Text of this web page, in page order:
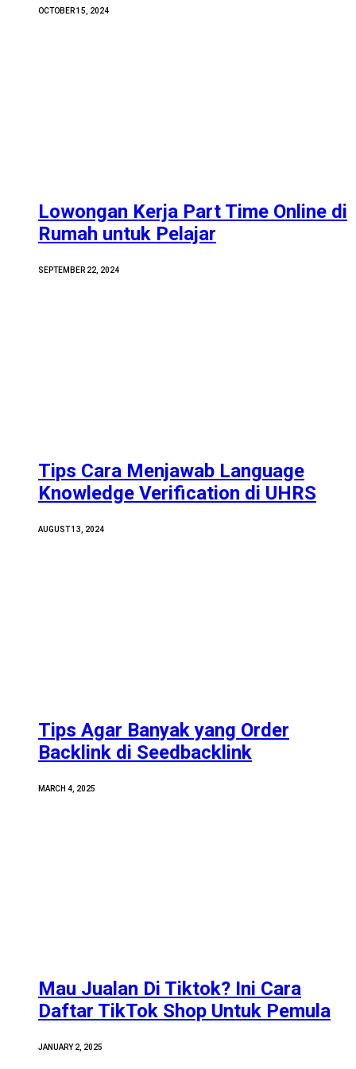
OCTOBER 15, 2024
Lowongan Kerja Part Time Online di
Rumah untuk Pelajar
SEPTEMBER 22, 2024
Tips Cara Menjawab Language
Knowledge Verification di UHRS
AUGUST 13, 2024
Tips Agar Banyak yang Order
Backlink di Seedbacklink
MARCH 4, 2025
Mau Jualan Di Tiktok? Ini Cara
Daftar TikTok Shop Untuk Pemula
JANUARY 2, 2025